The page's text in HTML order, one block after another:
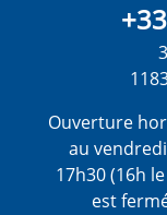
Ouverture
au
17h30 (16h
est